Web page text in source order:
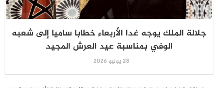
جلالة الملك يوجه غدا الأربعاء خطابا ساميا إلى شعبه
الوفي بمناسبة عيد العرش المجيد
28 يوليو 2026